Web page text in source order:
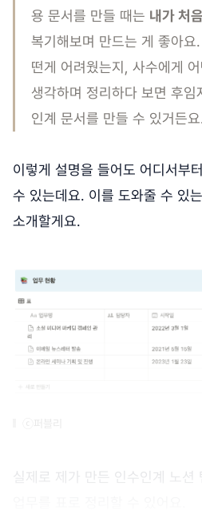
용 문서를 만들 때는 내가 처
복기해보며 만드는 게 좋아요
떤게 어려웠는지, 사수에게
생각하며 정리하다 보면 후
인계 문서를 만들 수 있거든
이렇게 설명을 들어도 어디서부
수 있는데요. 이를 도와줄 수 있
소개할게요.
ⓒ퍼블리
실제로 제가 만든 인수인계 노션